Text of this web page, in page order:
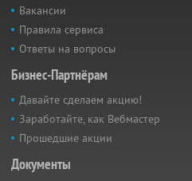
Вакансии
Правила сервиса
Ответы на вопросы
Бизнес-Партнёрам
Давайте сделаем акцию!
Заработайте, как Вебмастер
Прошедшие акции
Документы